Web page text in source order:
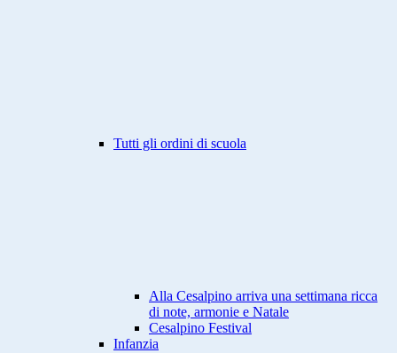
Tutti gli ordini di scuola
Alla Cesalpino arriva una settimana ricca
di note, armonie e Natale
Cesalpino Festival
Infanzia